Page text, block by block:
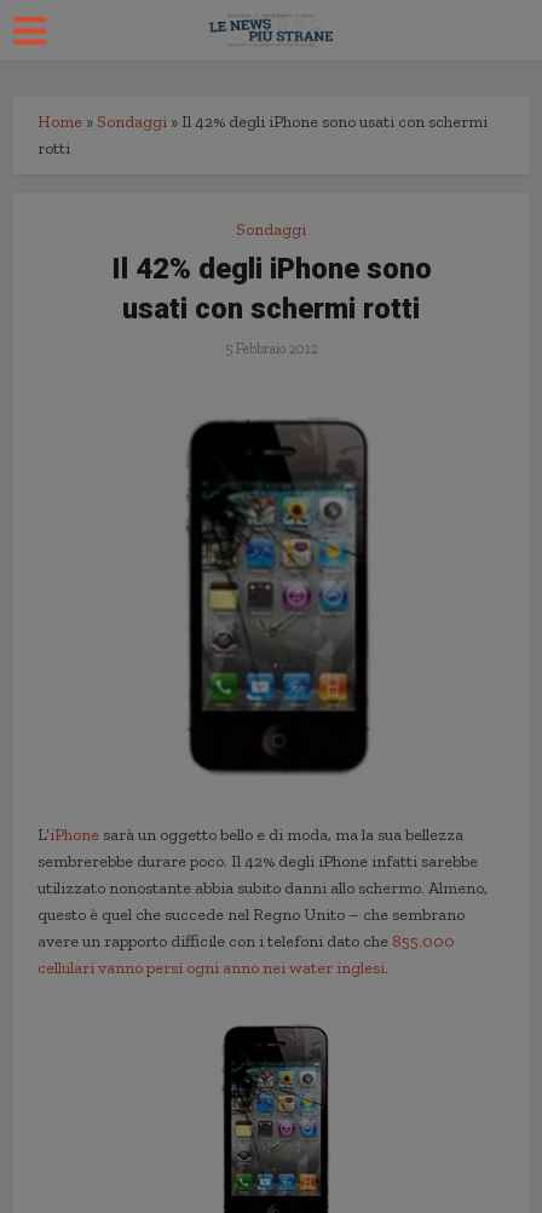
Home » Sondaggi » Il 42% degli iPhone sono usati con schermi
rotti
Sondaggi
Il 42% degli iPhone sono
usati con schermi rotti
5 Febbraio 2012
L’iPhone sarà un oggetto bello e di moda, ma la sua bellezza
sembrerebbe durare poco. Il 42% degli iPhone infatti sarebbe
utilizzato nonostante abbia subito danni allo schermo. Almeno,
questo è quel che succede nel Regno Unito – che sembrano
avere un rapporto difficile con i telefoni dato che 855.000
cellulari vanno persi ogni anno nei water inglesi.